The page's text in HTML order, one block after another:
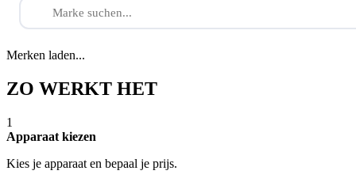
Merken laden...
ZO WERKT HET
1
Apparaat kiezen
Kies je apparaat en bepaal je prijs.